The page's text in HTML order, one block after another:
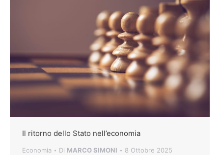
Il ritorno dello Stato nell’economia
Economia Di MARCO SIMONI 8 Ottobre 2025